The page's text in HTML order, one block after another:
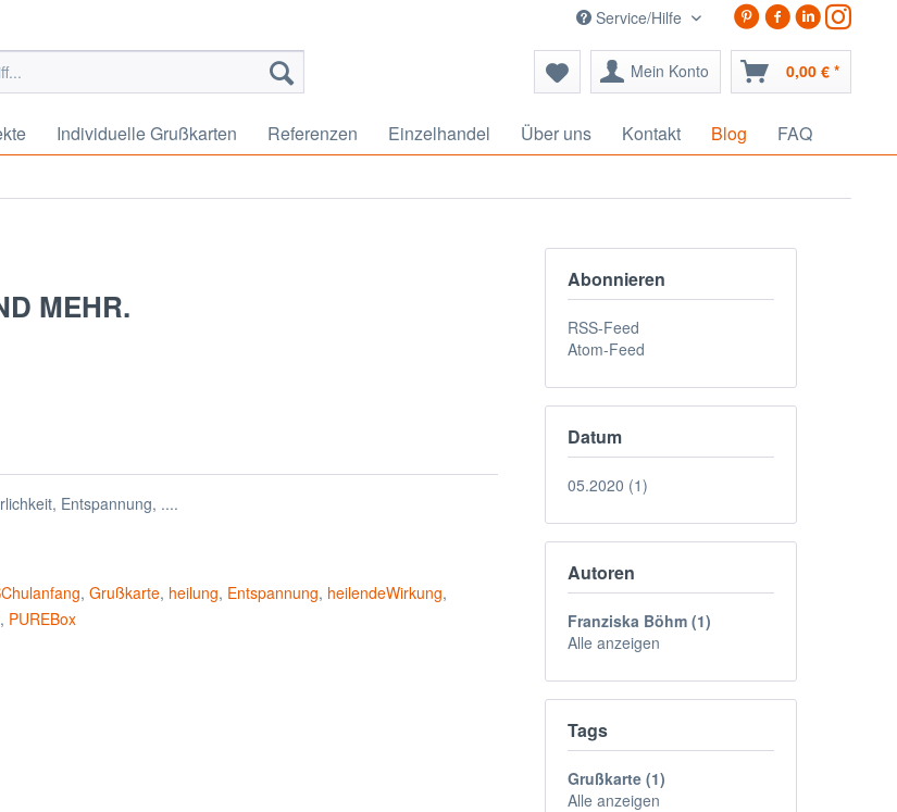
Service/Hilfe
Mein Konto 0,00 € *
Individuelle Grußkarten Referenzen Einzelhandel Über uns Kontakt Blog FAQ
Abonnieren
RSS-Feed
Atom-Feed
Datum
05.2020 (1)
Autoren
Franziska Böhm (1)
Alle anzeigen
Tags
Grußkarte (1)
Alle anzeigen
MEHR.
Entspannung, ....
, Grußkarte, heilung, Entspannung, heilendeWirkung,
, PUREBox